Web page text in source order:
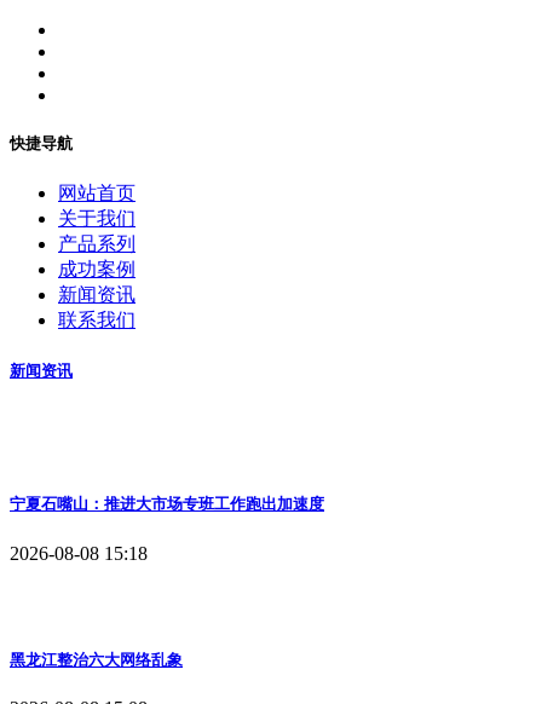
快捷导航
网站首页
关于我们
产品系列
成功案例
新闻资讯
联系我们
新闻资讯
宁夏石嘴山：推进大市场专班工作跑出加速度
2026-08-08 15:18
黑龙江整治六大网络乱象